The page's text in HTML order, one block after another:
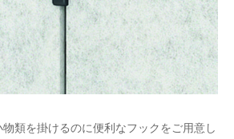
類を掛けるのに便利なフックをご用意し